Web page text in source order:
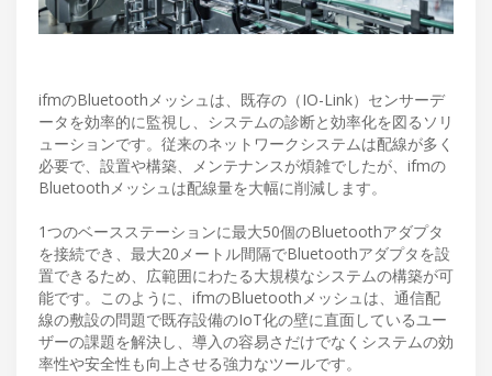
ifmのBluetoothメッシュは、既存の（IO-Link）センサーデ
ータを効率的に監視し、システムの診断と効率化を図るソリ
ューションです。従来のネットワークシステムは配線が多く
必要で、設置や構築、メンテナンスが煩雑でしたが、ifmの
Bluetoothメッシュは配線量を大幅に削減します。
1つのベースステーションに最大50個のBluetoothアダプタ
を接続でき、最大20メートル間隔でBluetoothアダプタを設
置できるため、広範囲にわたる大規模なシステムの構築が可
能です。このように、ifmのBluetoothメッシュは、通信配
線の敷設の問題で既存設備のIoT化の壁に直面しているユー
ザーの課題を解決し、導入の容易さだけでなくシステムの効
率性や安全性も向上させる強力なツールです。